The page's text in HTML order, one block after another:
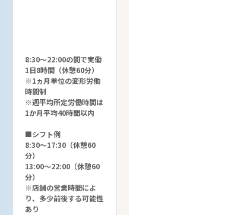
8:30～22:00の間で実働
1日8時間（休憩60分）
※1ヵ月単位の変形労働
時間制
※週平均所定労働時間は
1か月平均40時間以内
■シフト例
8:30～17:30（休憩60
分）
13:00～22:00（休憩60
分）
※店舗の営業時間によ
り、多少前後する可能性
あり